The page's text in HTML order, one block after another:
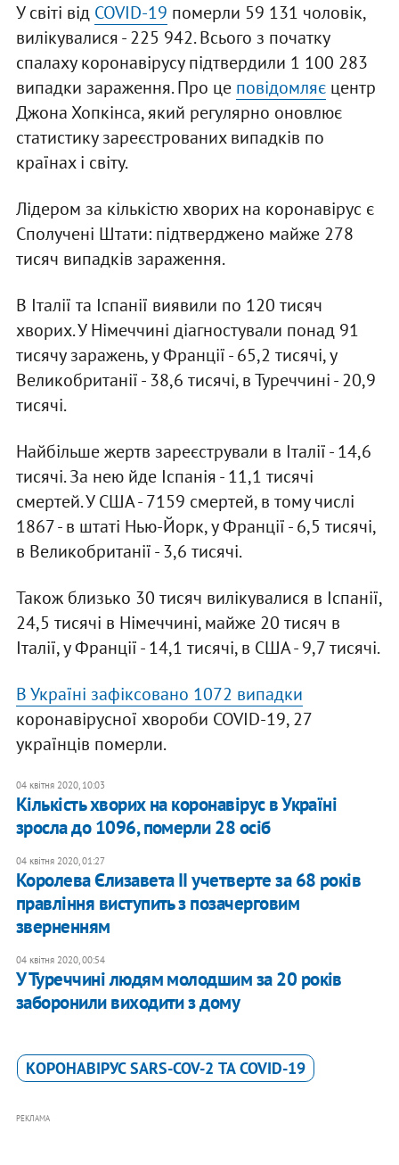
У світі від COVID-19 померли 59 131 чоловік,
вилікувалися - 225 942. Всього з початку
спалаху коронавірусу підтвердили 1 100 283
випадки зараження. Про це повідомляєцентр
Джона Хопкінса, який регулярно оновлює
статистику зареєстрованих випадків по
країнах і світу.
Лідером за кількістю хворих на коронавірус є
Сполучені Штати: підтверджено майже 278
тисяч випадків зараження.
В Італії та Іспанії виявили по 120 тисяч
хворих. У Німеччині діагностували понад 91
тисячу заражень, у Франції - 65,2 тисячі, у
Великобританії - 38,6 тисячі, в Туреччині - 20,9
тисячі.
Найбільше жертв зареєстрували в Італії - 14,6
тисячі. За нею йде Іспанія - 11,1 тисячі
смертей. У США - 7159 смертей, в тому числі
1867 - в штаті Нью-Йорк, у Франції - 6,5 тисячі,
в Великобританії - 3,6 тисячі.
Також близько 30 тисяч вилікувалися в Іспанії,
24,5 тисячі в Німеччині, майже 20 тисяч в
Італії, у Франції - 14,1 тисячі, в США - 9,7 тисячі.
В Україні зафіксовано 1072 випадки
коронавірусної хвороби COVID-19, 27
українців померли.
04 квітня 2020, 10:03
Кількість хворих на коронавірус в Україні
зросла до 1096, померли 28 осіб
04 квітня 2020, 01:27
Королева Єлизавета II учетверте за 68 років
правління виступить з позачерговим
зверненням
04 квітня 2020, 00:54
У Туреччині людям молодшим за 20 років
заборонили виходити з дому
КОРОНАВІРУС SARS-COV-2 ТА COVID-19
РЕКЛАМА